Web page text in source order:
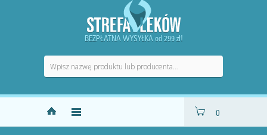
BEZPŁATNA WYSYŁKA od 299 zł!
0